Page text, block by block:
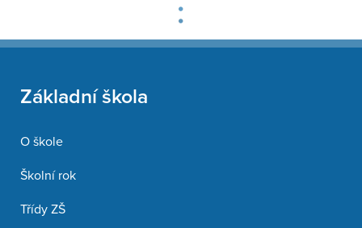
Základní škola
O škole
Školní rok
Třídy ZŠ